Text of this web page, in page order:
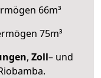
66m³
75m³
, Zoll– und